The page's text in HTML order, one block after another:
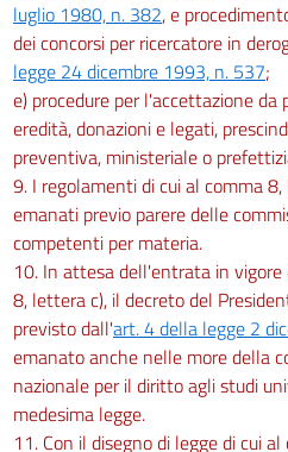
luglio 1980, n. 382, e
dei concorsi per ricercatore in
legge 24 dicembre 1993, n. 537;
e) procedure per l'accettazione
eredità, donazioni e legati,
preventiva, ministeriale o
9. I regolamenti di cui al comma
emanati previo parere delle
competenti per materia.
10. In attesa dell'entrata in
8, lettera c), il decreto del
previsto dall'art. 4 della legge 2
emanato anche nelle more della
nazionale per il diritto agli studi
medesima legge.
11. Con il disegno di legge di cui